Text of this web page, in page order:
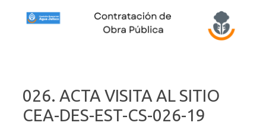
026. ACTA VISITA AL SITIO
CEA-DES-EST-CS-026-19